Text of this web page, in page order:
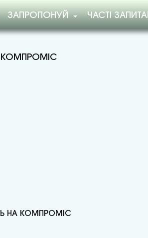
ЗАПРОПОНУЙ ЧАСТІ
КОМПРОМІС
НА КОМПРОМІС